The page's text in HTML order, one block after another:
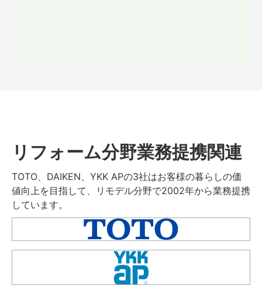
リフォーム分野業務提携関連
TOTO、DAIKEN、YKK APの3社はお客様の暮らしの価
値向上を目指して、リモデル分野で2002年から業務提携
しています。